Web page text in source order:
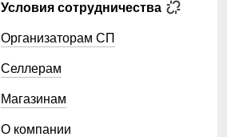
Условия сотрудничества
Организаторам СП
Селлерам
Магазинам
О компании